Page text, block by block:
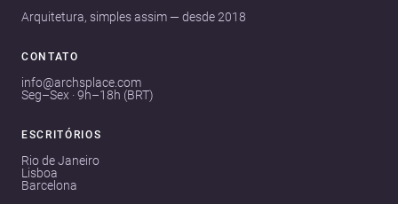
Arquitetura, simples assim — desde 2018
CONTATO
info@archsplace.com
Seg–Sex · 9h–18h (BRT)
ESCRITÓRIOS
Rio de Janeiro
Lisboa
Barcelona